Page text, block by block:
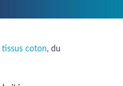
tissus coton, du